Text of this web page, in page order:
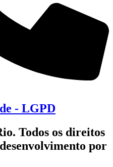
- LGPD
Todos os direitos
por